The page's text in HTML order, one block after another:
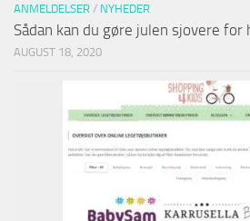
ANMELDELSER / NYHEDER
Sådan kan du gøre julen sjovere for
AUGUST 18, 2020